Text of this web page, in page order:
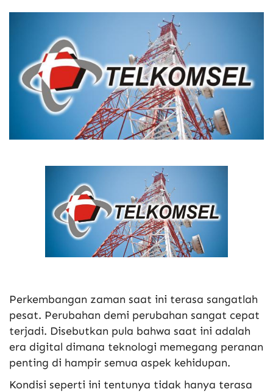
Perkembangan zaman saat ini terasa sangatlah
pesat. Perubahan demi perubahan sangat cepat
terjadi. Disebutkan pula bahwa saat ini adalah
era digital dimana teknologi memegang peranan
penting di hampir semua aspek kehidupan.
Kondisi seperti ini tentunya tidak hanya terasa